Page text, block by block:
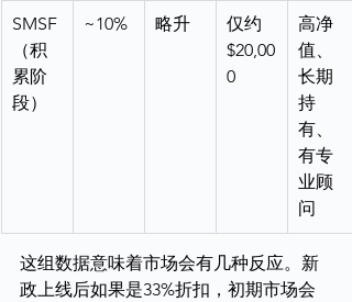
SMSF
（积
累阶
段）
~10% 略升
仅约
$20,00
0
高净
值、
长期
持
有、
有专
业顾
问
这组数据意味着市场会有几种反应。新
政上线后如果是33%折扣，初期市场会